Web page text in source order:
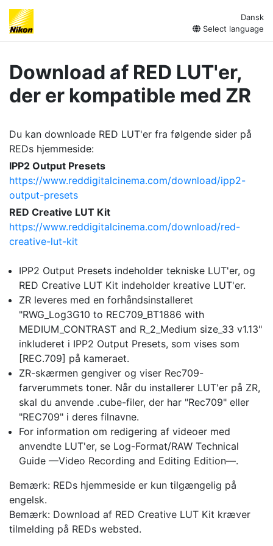
Dansk
Select language
Download af RED LUT'er,
der er kompatible med ZR
Du kan downloade RED LUT'er fra følgende sider på
REDs hjemmeside:
IPP2 Output Presets
https://www.reddigitalcinema.com/download/ipp2-
output-presets
RED Creative LUT Kit
https://www.reddigitalcinema.com/download/red-
creative-lut-kit
IPP2 Output Presets indeholder tekniske LUT'er, og
RED Creative LUT Kit indeholder kreative LUT'er.
ZR leveres med en forhåndsinstalleret
"RWG_Log3G10 to REC709_BT1886 with
MEDIUM_CONTRAST and R_2_Medium size_33 v1.13"
inkluderet i IPP2 Output Presets, som vises som
[REC.709] på kameraet.
ZR-skærmen gengiver og viser Rec709-
farverummets toner. Når du installerer LUT'er på ZR,
skal du anvende .cube-filer, der har "Rec709" eller
"REC709" i deres filnavne.
For information om redigering af videoer med
anvendte LUT'er, se Log-Format/RAW Technical
Guide —Video Recording and Editing Edition—.
Bemærk: REDs hjemmeside er kun tilgængelig på
engelsk.
Bemærk: Download af RED Creative LUT Kit kræver
tilmelding på REDs websted.